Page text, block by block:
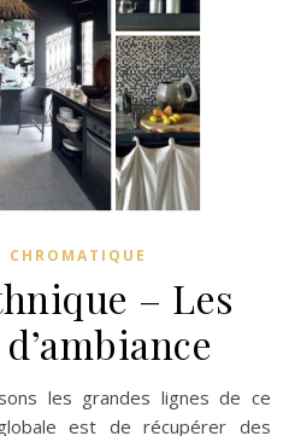
CHROMATIQUE
– Les
est de récupérer des